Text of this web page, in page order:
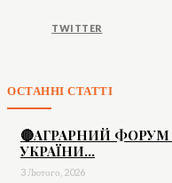
TWITTER
ОСТАННІ СТАТТІ
🔴АГРАРНИЙ ФОРУМ
УКРАЇНИ...
3 Лютого, 2026